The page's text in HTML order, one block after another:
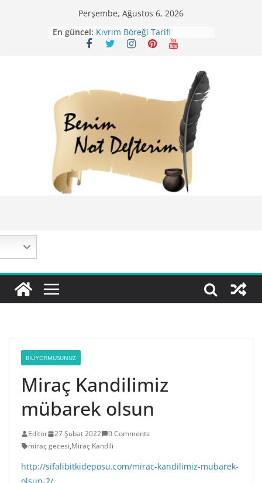
Perşembe, Ağustos 6, 2026
En güncel:
Mirik Köfte Tarifi – Sivas
Kıvrım Böreği Tarifi
Karabuğday Pilavı Tarifi
BILIYORMUSUNUZ
Miraç Kandilimiz
mübarek olsun
Editör 27 Şubat 2022
0 Comments
miraç gecesi,Miraç Kandili
http://sifalibitkideposu.com/mirac-kandilimiz-mubarek-